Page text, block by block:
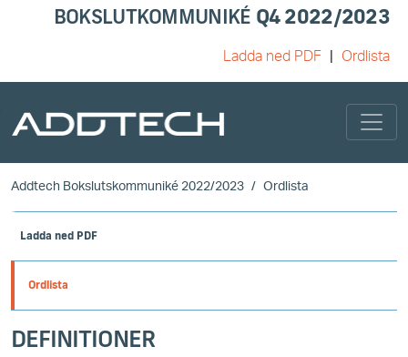
BOKSLUTKOMMUNIKÉ Q4 2022/2023
Ladda ned PDF Ordlista
Skip to main content
Addtech Bokslutskommuniké 2022/2023 Ordlista
Ladda ned PDF
Ordlista
DEFINITIONER